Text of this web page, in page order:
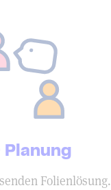
Planung
Folienlösung.